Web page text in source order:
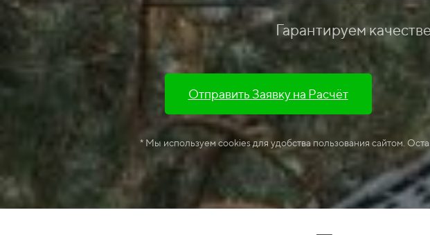
Гарантируем
Отправить Заявку на Расчёт
* Мы используем cookies для удобства пользования сайтом.